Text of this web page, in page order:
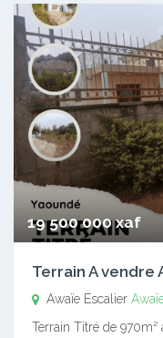
19 500 000 xaf
Terrain A vendre
Awaïe Escalier
Terrain Titré de 970m²